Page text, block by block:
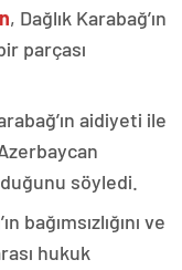
, Dağlık Karabağ’ın
parçası
aidiyeti ile
söyledi.
bağımsızlığını ve
hukuk